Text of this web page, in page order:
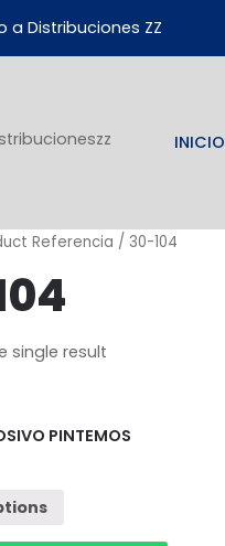
a Distribuciones ZZ
INICIO
Referencia / 30-104
single result
PINTEMOS